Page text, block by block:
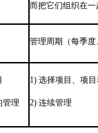
而把它们组织在
管理周期（每季
管理
1)选择项目、项
2)连续管理